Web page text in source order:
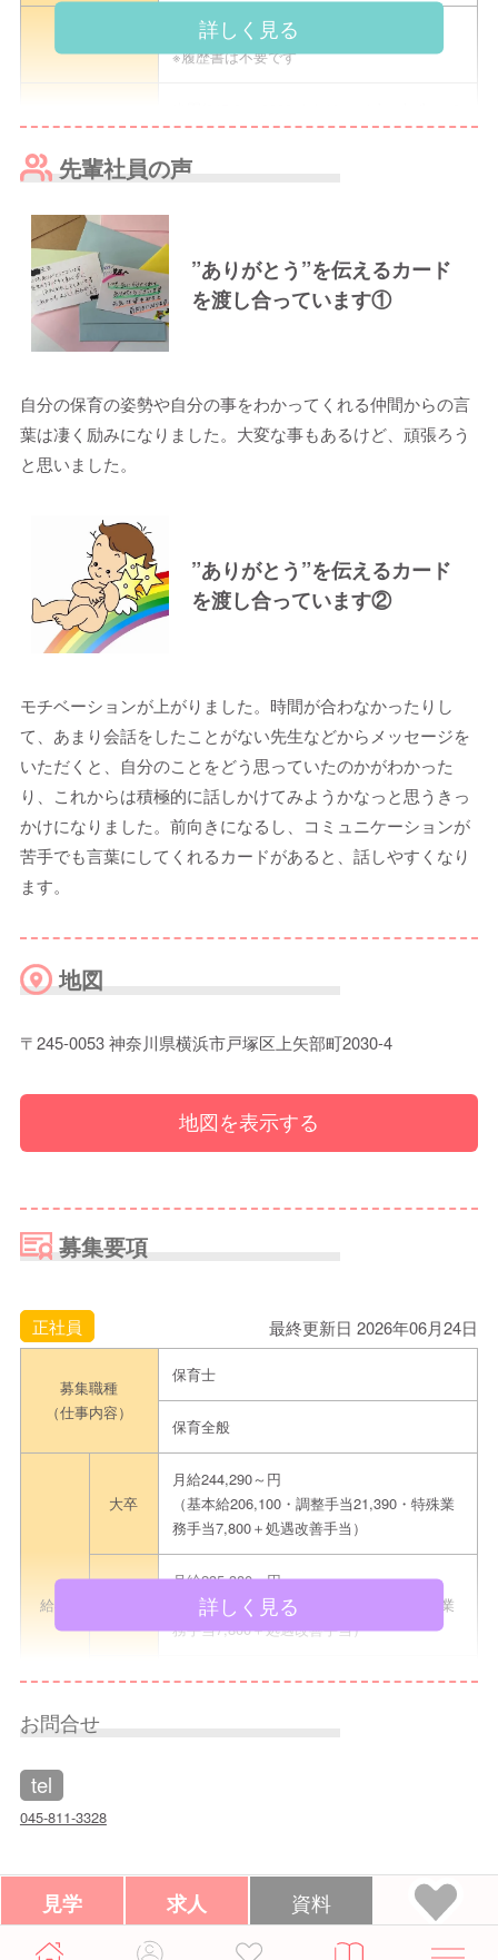
詳しく見る
詳しくは担当者までご連絡ください
※履歴書は不要です
見学申込方法
1@gmail.com)までお問い合わせください
連絡先
担当者 見学担当（小林）
電話
メール rainbowhoikuen01@gmail.com
ネット予
その他
-
担当者からのメッセ
ージ
達やご家族が一緒でもOKです。
見学までの流れ
①希望日程を本園指定申込方法にてご連絡ください
↓
②日程調整し見学日を決定をします
↓
③約束のお時間に園へお越しください
先輩社員の声
”ありがとう”を伝えるカード
を渡し合っています①
自分の保育の姿勢や自分の事をわかってくれる仲間からの言
葉は凄く励みになりました。大変な事もあるけど、頑張ろう
と思いました。
”ありがとう”を伝えるカード
を渡し合っています②
モチベーションが上がりました。時間が合わなかったりし
て、あまり会話をしたことがない先生などからメッセージを
いただくと、自分のことをどう思っていたのかがわかった
り、これからは積極的に話しかけてみようかなっと思うきっ
かけになりました。前向きになるし、コミュニケーションが
苦手でも言葉にしてくれるカードがあると、話しやすくなり
ます。
地図
〒245-0053 神奈川県横浜市戸塚区上矢部町2030-4
地図を表示する
募集要項
詳しく見る
正社員 最終更新日 2026年06月24日
募集職種
（仕事内容）
保育士
保育全般
給与
大卒
月給244,290～円
（基本給206,100・調整手当21,390・特殊業
務手当7,800＋処遇改善手当）
月給235,380～円
（基本給198,000・調整手当20,580・特殊業
務手当7,800＋処遇改善手当）
月給235,380～円
就業時間
平日基本 8：15～17：00
土曜日 7：30～16：15（早番）
9：15～18：00（遅番）
お問合せ
tel
045-811-3328
見学 求人 資料
Copyright © 2026
保育士・幼稚園教諭の転職・求人情報